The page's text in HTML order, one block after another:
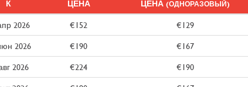
К ЦЕНА ЦЕНА(ОДНОРАЗОВЫЙ)
2026 €152
€129
2026 €190
€167
2026 €224
€190